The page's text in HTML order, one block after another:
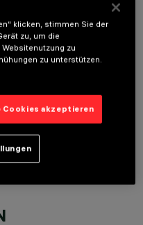
klicken, stimmen Sie der
zu, um die
zu
zu unterstützen.
Cookies akzeptieren